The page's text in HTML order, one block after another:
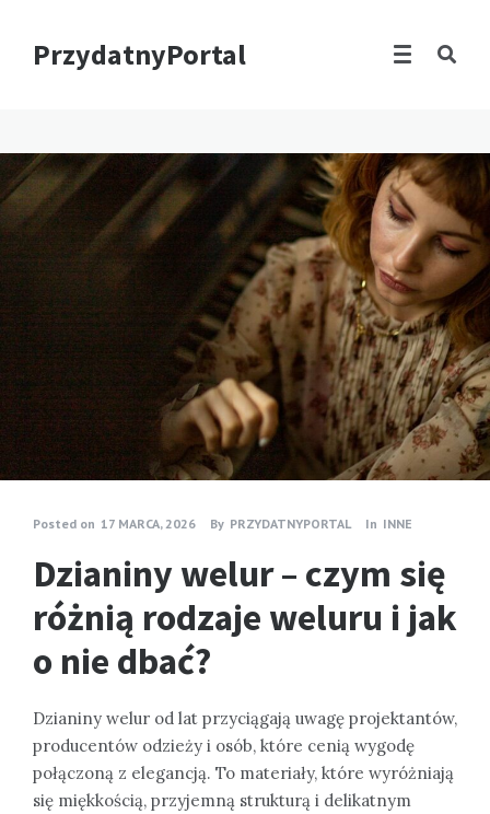
PrzydatnyPortal
Posted on 17 MARCA, 2026 By PRZYDATNYPORTAL In INNE
Dzianiny welur – czym się
różnią rodzaje weluru i jak
o nie dbać?
Dzianiny welur od lat przyciągają uwagę projektantów,
producentów odzieży i osób, które cenią wygodę
połączoną z elegancją. To materiały, które wyróżniają
się miękkością, przyjemną strukturą i delikatnym